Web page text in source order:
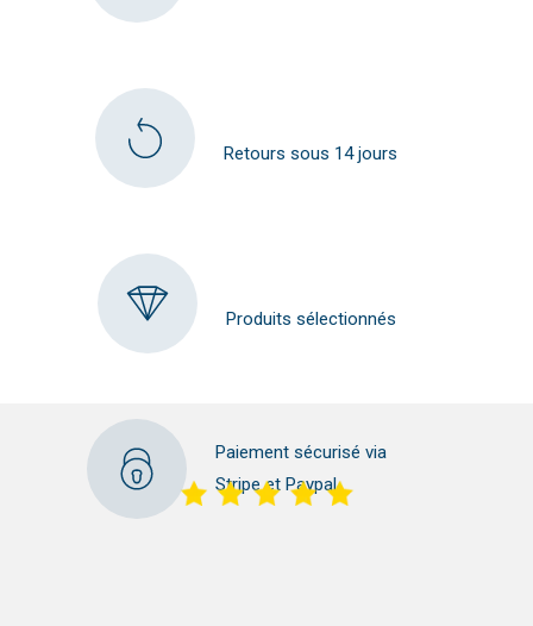
Retours sous 14 jours
Produits sélectionnés
Paiement sécurisé via
Stripe et Paypal